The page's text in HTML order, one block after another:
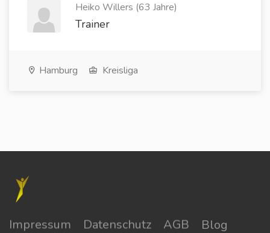
Heiko Willers (63 Jahre)
Trainer
Hamburg Kreisliga
Impressum Datenschutz AGB Blog